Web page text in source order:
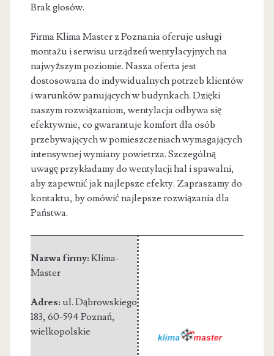
Brak głosów.
Firma Klima Master z Poznania oferuje usługi
montażu i serwisu urządzeń wentylacyjnych na
najwyższym poziomie. Nasza oferta jest
dostosowana do indywidualnych potrzeb klientów
i warunków panujących w budynkach. Dzięki
naszym rozwiązaniom, wentylacja odbywa się
efektywnie, co gwarantuje komfort dla osób
przebywających w pomieszczeniach wymagających
intensywnej wymiany powietrza. Szczególną
uwagę przykładamy do wentylacji hal i spawalni,
aby zapewnić jak najlepsze efekty. Zapraszamy do
kontaktu, by omówić najlepsze rozwiązania dla
Państwa.
Nazwa firmy: Klima-
Master
Adres: ul. Dąbrowskiego
183, 60-594 Poznań,
wielkopolskie